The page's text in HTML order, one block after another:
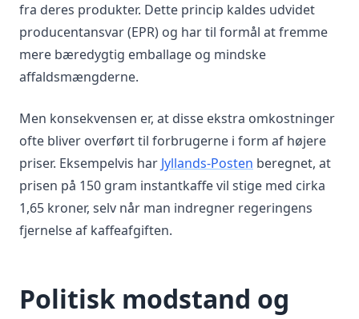
fra deres produkter. Dette princip kaldes udvidet
producentansvar (EPR) og har til formål at fremme
mere bæredygtig emballage og mindske
affaldsmængderne.
Men konsekvensen er, at disse ekstra omkostninger
ofte bliver overført til forbrugerne i form af højere
priser. Eksempelvis har Jyllands-Posten beregnet, at
prisen på 150 gram instantkaffe vil stige med cirka
1,65 kroner, selv når man indregner regeringens
fjernelse af kaffeafgiften.
Politisk modstand og